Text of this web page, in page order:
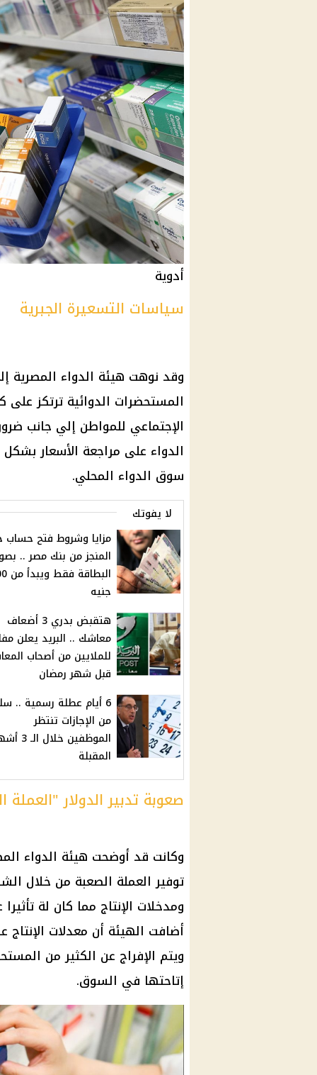
أدوية
سياسات التسعيرة الجبرية
وقد نوهت هيئة الدواء المصرية
المستحضرات الدوائية ترتكز على
الإجتماعي للمواطن إلي جانب
الدواء على مراجعة الأسعاربشكل
سوق الدواء المحلي.
لا يفوتك
مزايا وشروط فتح حساب
المنجز من بنك مصر ..
جنيه
هتقبض بدري 3 أضعاف
معاشك .. البريد يعلن
للملايين من أصحاب
قبل شهر رمضان
6 أيام عطلة رسمية ..
من الإجازات تنتظر
الموظفين خلال
المقبلة
صعوبة تدبير الدولار "العملة
وكانت قد أوضحت هيئة الدواء
توفيرالعملة الصعبة من خلال
ومدخلات الإنتاج مما كان لة
أضافت الهيئة أن معدلات الإنتاج
ويتم الإفراج عن الكثير من
إتاحتها في السوق.